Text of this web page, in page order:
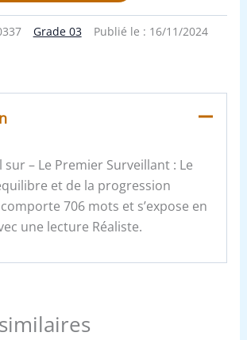
Grade 03 Publié le : 16/11/2024
sur – Le Premier Surveillant : Le
et de la progression
706 mots et s’expose en
une lecture Réaliste.